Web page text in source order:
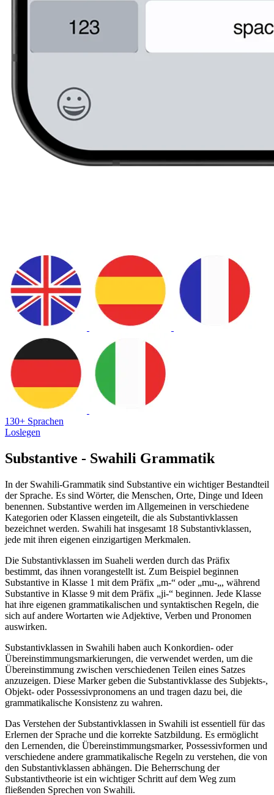
130+ Sprachen
Loslegen
Substantive - Swahili Grammatik
In der Swahili-Grammatik sind Substantive ein wichtiger Bestandteil
der Sprache. Es sind Wörter, die Menschen, Orte, Dinge und Ideen
benennen. Substantive werden im Allgemeinen in verschiedene
Kategorien oder Klassen eingeteilt, die als Substantivklassen
bezeichnet werden. Swahili hat insgesamt 18 Substantivklassen,
jede mit ihren eigenen einzigartigen Merkmalen.
Die Substantivklassen im Suaheli werden durch das Präfix
bestimmt, das ihnen vorangestellt ist. Zum Beispiel beginnen
Substantive in Klasse 1 mit dem Präfix „m-“ oder „mu-„, während
Substantive in Klasse 9 mit dem Präfix „ji-“ beginnen. Jede Klasse
hat ihre eigenen grammatikalischen und syntaktischen Regeln, die
sich auf andere Wortarten wie Adjektive, Verben und Pronomen
auswirken.
Substantivklassen in Swahili haben auch Konkordien- oder
Übereinstimmungsmarkierungen, die verwendet werden, um die
Übereinstimmung zwischen verschiedenen Teilen eines Satzes
anzuzeigen. Diese Marker geben die Substantivklasse des Subjekts-,
Objekt- oder Possessivpronomens an und tragen dazu bei, die
grammatikalische Konsistenz zu wahren.
Das Verstehen der Substantivklassen in Swahili ist essentiell für das
Erlernen der Sprache und die korrekte Satzbildung. Es ermöglicht
den Lernenden, die Übereinstimmungsmarker, Possessivformen und
verschiedene andere grammatikalische Regeln zu verstehen, die von
den Substantivklassen abhängen. Die Beherrschung der
Substantivtheorie ist ein wichtiger Schritt auf dem Weg zum
fließenden Sprechen von Swahili.